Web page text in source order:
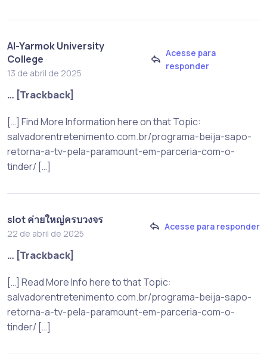
Al-Yarmok University
College
13 de abril de 2025
Acesse para
responder
… [Trackback]
[…] Find More Information here on that Topic:
salvadorentretenimento.com.br/programa-beija-sapo-
retorna-a-tv-pela-paramount-em-parceria-com-o-
tinder/ […]
slot ค่ายใหญ่ครบวงจร
22 de abril de 2025
Acesse para responder
… [Trackback]
[…] Read More Info here to that Topic:
salvadorentretenimento.com.br/programa-beija-sapo-
retorna-a-tv-pela-paramount-em-parceria-com-o-
tinder/ […]